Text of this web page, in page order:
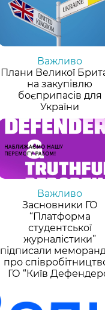
Важливо
Плани Великої
на закупівлю
боєприпасів для
України
Важливо
Засновники ГО
“Платформа
студентської
журналістики”
підписали
про
ГО “Київ